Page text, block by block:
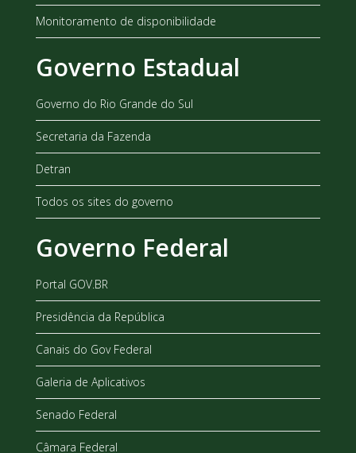
Monitoramento de disponibilidade
Governo Estadual
Governo do Rio Grande do Sul
Secretaria da Fazenda
Detran
Todos os sites do governo
Governo Federal
Portal GOV.BR
Presidência da República
Canais do Gov Federal
Galeria de Aplicativos
Senado Federal
Câmara Federal